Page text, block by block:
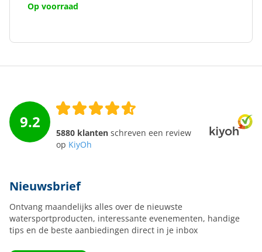
Op voorraad
9.2
5880 klanten schreven een review
op KiyOh
Nieuwsbrief
Ontvang maandelijks alles over de nieuwste
watersportproducten, interessante evenementen, handige
tips en de beste aanbiedingen direct in je inbox